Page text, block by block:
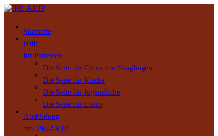
Startseite
Hilfe
für Patienten
Die Seite für Eltern von Säuglingen
Die Seite für Kinder
Die Seite für Jugendliche
Die Seite für Eltern
Ausbildung
am IPR-AKJP